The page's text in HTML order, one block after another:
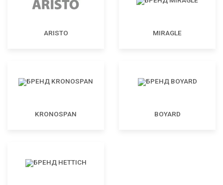
ARISTO MIRAGLE
KRONOSPAN BOYARD